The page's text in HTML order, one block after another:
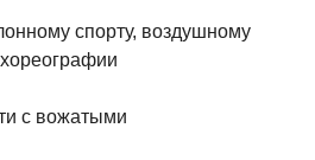
спорту, воздушному
с вожатыми